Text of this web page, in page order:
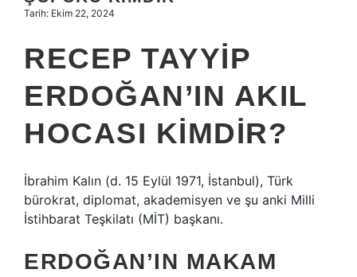
Tarih: Ekim 22, 2024
RECEP TAYYIP
ERDOĞAN’IN AKIL
HOCASI KIMDIR?
İbrahim Kalın (d. 15 Eylül 1971, İstanbul), Türk
bürokrat, diplomat, akademisyen ve şu anki Milli
İstihbarat Teşkilatı (MİT) başkanı.
ERDOĞAN’IN MAKAM